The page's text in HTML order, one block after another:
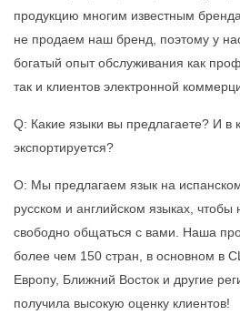
продукцию многим известным
не продаем наш бренд, поэтому у
богатый опыт обслуживания как
так и клиентов электронной
Q: Какие языки вы предлагаете? И в
экспортируется?
О: Мы предлагаем язык на
русском и английском языках,
свободно общаться с вами. Наша
более чем 150 стран, в основном в
Европу, Ближний Восток и другие
получила высокую оценку клиентов!